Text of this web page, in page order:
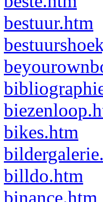
bestuur.htm
bikes.htm
billdo.htm
binance.htm